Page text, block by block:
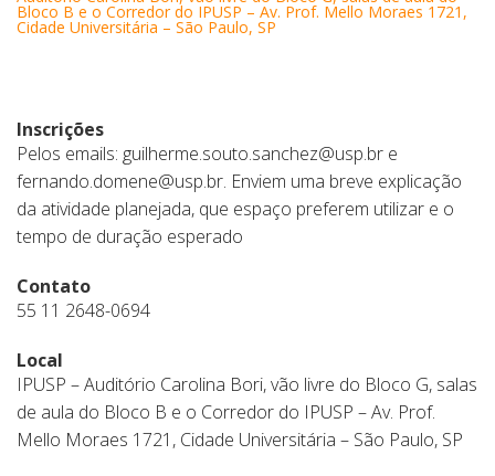
Bloco B e o Corredor do IPUSP – Av. Prof. Mello Moraes 1721,
Cidade Universitária – São Paulo, SP
Inscrições
Pelos emails: guilherme.souto.sanchez@usp.br e
fernando.domene@usp.br. Enviem uma breve explicação
da atividade planejada, que espaço preferem utilizar e o
tempo de duração esperado
Contato
55 11 2648-0694
Local
IPUSP – Auditório Carolina Bori, vão livre do Bloco G, salas
de aula do Bloco B e o Corredor do IPUSP – Av. Prof.
Mello Moraes 1721, Cidade Universitária – São Paulo, SP